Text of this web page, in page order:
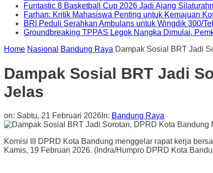
Funtastic 8 Basketball Cup 2026 Jadi Ajang
Farhan: Kritik Mahasiswa Penting untuk Kemajuan
BRI Peduli Serahkan Ambulans untuk Wingdik 300/
Groundbreaking TPPAS Legok Nangka Dimulai,
Home Nasional Bandung Raya Dampak Sosial BRT Jadi
Dampak Sosial BRT Jadi
Jelas
on: Sabtu, 21 Februari 2026 In: Bandung Raya
Komisi III DPRD Kota Bandung menggelar rapat kerja
Kamis, 19 Februari 2026. (Indra/Humpro DPRD Kota